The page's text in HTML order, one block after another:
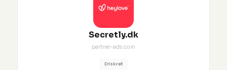
Secretly.dk
partner-ads.com
Diskret